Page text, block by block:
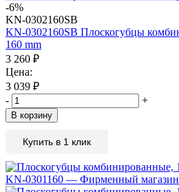
-6%
KN-0302160SB
KN-0302160SB Плоскогубцы
160 mm
3 260 ₽
Цена:
3 039 ₽
-
+
В корзину
Купить в 1 клик